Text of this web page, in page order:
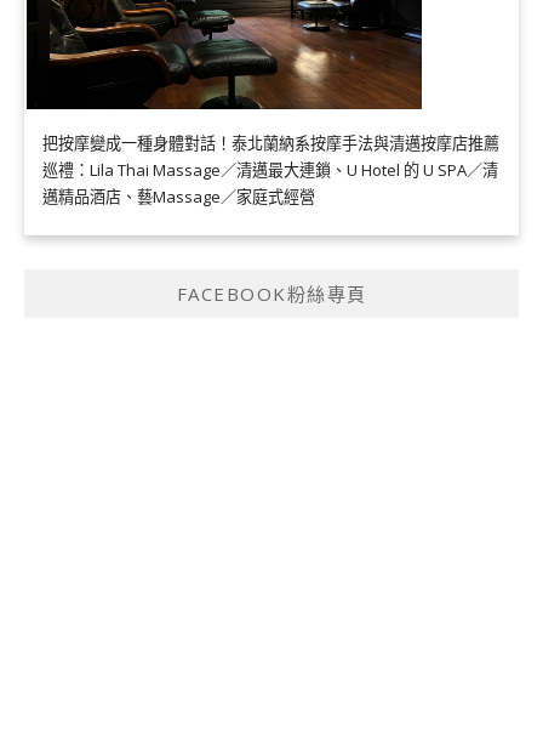
把按摩變成一種身體對話！泰北蘭納系按摩手法與清邁按摩店推薦
巡禮：Lila Thai Massage／清邁最大連鎖、U Hotel 的 U SPA／清
邁精品酒店、藝Massage／家庭式經營
FACEBOOK粉絲專頁